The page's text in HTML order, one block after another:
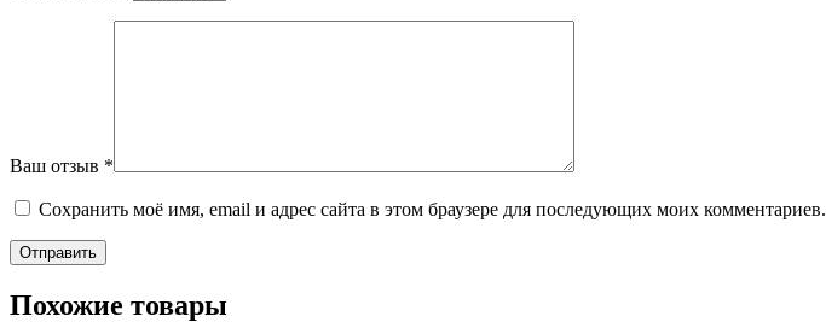
Ваш отзыв *
Сохранить моё имя, email и адрес сайта в этом браузере для последующих моих комментариев.
Похожие товары